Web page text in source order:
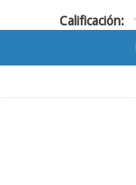
Calificación: